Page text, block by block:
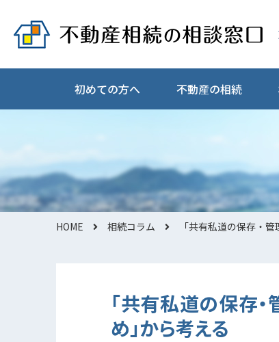
初めての方へ 不動産の相続
HOME 相続コラム 「共有私道の保存・
「共有私道の保存
め」から考える